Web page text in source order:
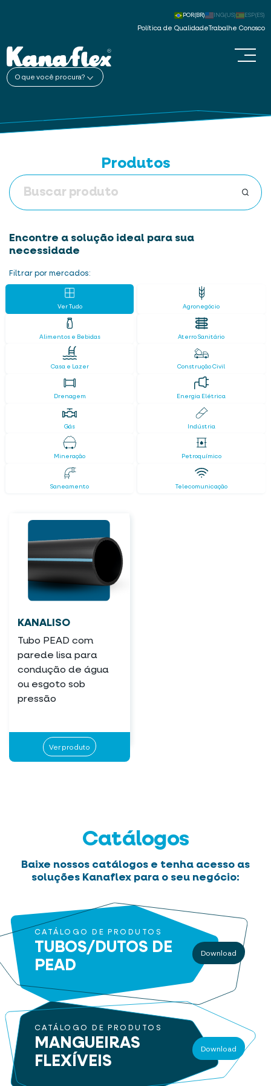
Política de Qualidade Trabalhe Conosco
POR(BR) ING(US) ESP(ES)
O que você procura?
Produtos
Encontre a solução ideal para sua
necessidade
Filtrar por mercados:
Ver Tudo Agronegócio
Alimentos e Bebidas Aterro Sanitário
Casa e Lazer Construção Civil
Drenagem Energia Elétrica
Gás Indústria
Mineração Petroquímico
Saneamento Telecomunicação
KANALISO
Tubo PEAD com
parede lisa para
condução de água
ou esgoto sob
pressão
Ver produto
Catálogos
Baixe nossos catálogos e tenha acesso as
soluções Kanaflex para o seu negócio:
CATÁLOGO DE PRODUTOS
TUBOS/DUTOS DE
PEAD
Download
CATÁLOGO DE PRODUTOS
MANGUEIRAS
FLEXÍVEIS
Download